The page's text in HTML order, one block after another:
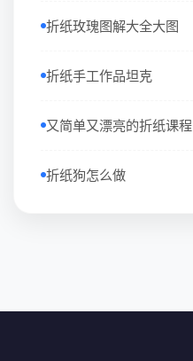
折纸玫瑰图解大全大图
折纸手工作品坦克
又简单又漂亮的折纸课程
折纸狗怎么做